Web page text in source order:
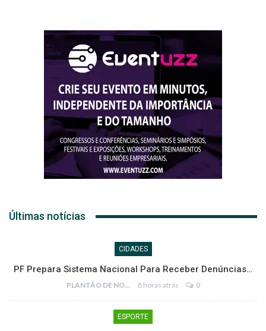
Últimas notícias
CIDADES
PF Prepara Sistema Nacional Para Receber Denúncias…
PLANTÃO DE NOTÍCIAS 8 horas atrás 0
ESPORTE